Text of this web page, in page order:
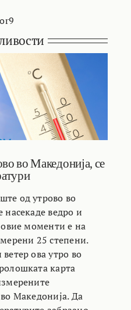
во Македонија, се
од утрово во
ведро и
овие моменти е на
25 степени.
ова утро во
карта
Македонија. Да